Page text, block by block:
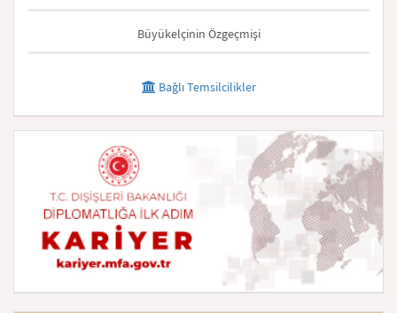
Büyükelçinin Özgeçmişi
Bağlı Temsilcilikler